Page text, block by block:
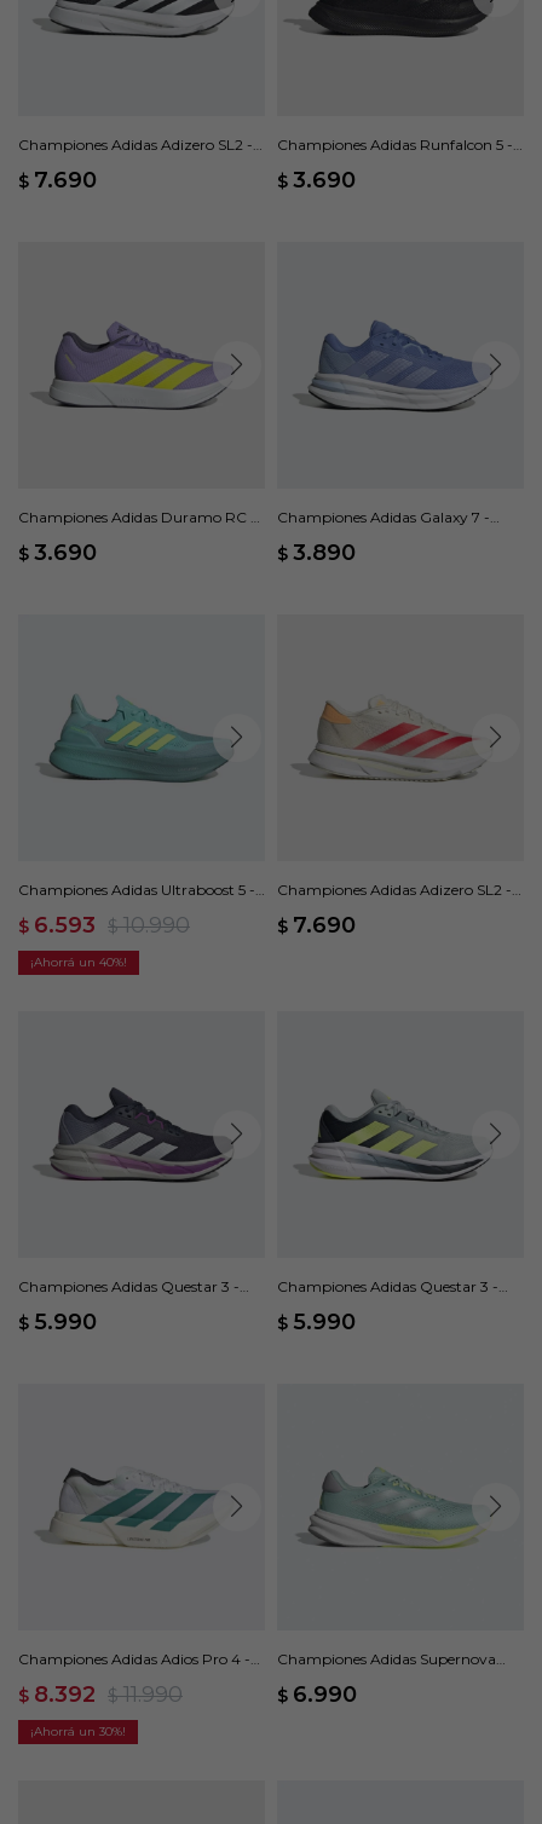
Championes Adidas Adizero SL2 -
$ 7.690
Championes Adidas Runfalcon 5 -
$ 3.690
Championes Adidas Duramo RC 2
$ 3.690
Championes Adidas Galaxy 7 -
$ 3.890
Championes Adidas Ultraboost 5 -
$ 6.593 $ 10.990
40
Championes Adidas Adizero SL2 -
$ 7.690
Championes Adidas Questar 3 -
$ 5.990
Championes Adidas Questar 3 -
$ 5.990
Championes Adidas Adios Pro 4 -
$ 8.392 $ 11.990
30
Championes Adidas Supernova
$ 6.990